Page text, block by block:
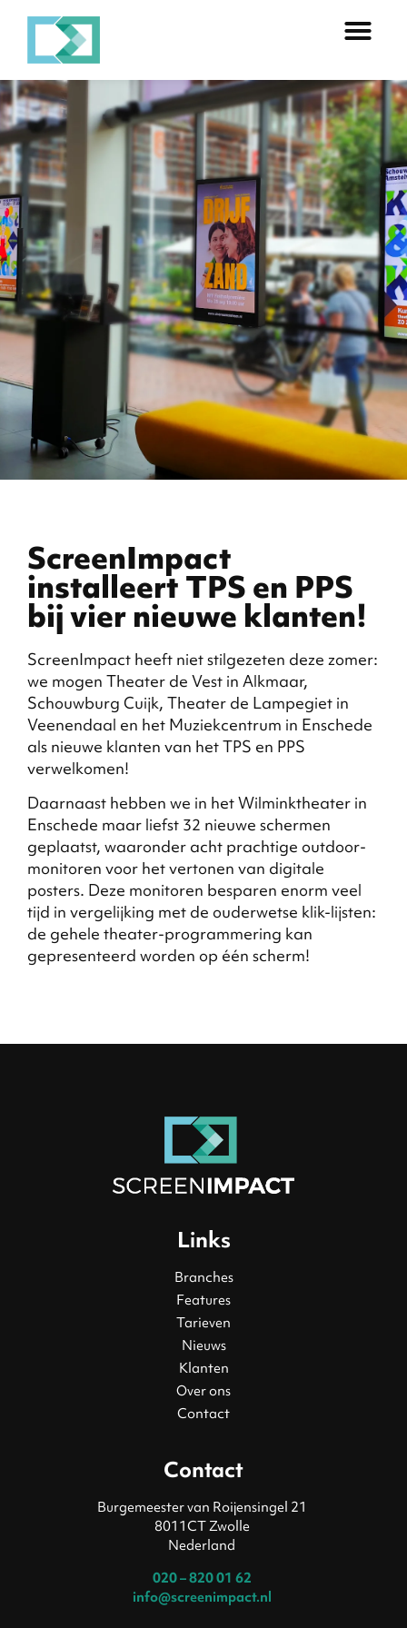
ScreenImpact
installeert TPS en PPS
bij vier nieuwe klanten!
ScreenImpact heeft niet stilgezeten deze zomer:
we mogen Theater de Vest in Alkmaar,
Schouwburg Cuijk, Theater de Lampegiet in
Veenendaal en het Muziekcentrum in Enschede
als nieuwe klanten van het TPS en PPS
verwelkomen!
Daarnaast hebben we in het Wilminktheater in
Enschede maar liefst 32 nieuwe schermen
geplaatst, waaronder acht prachtige outdoor-
monitoren voor het vertonen van digitale
posters. Deze monitoren besparen enorm veel
tijd in vergelijking met de ouderwetse klik-lijsten:
de gehele theater-programmering kan
gepresenteerd worden op één scherm!
Links
Branches
Features
Tarieven
Nieuws
Klanten
Over ons
Contact
Contact
Burgemeester van Roijensingel 21
8011CT Zwolle
Nederland
020 – 820 01 62
info@screenimpact.nl